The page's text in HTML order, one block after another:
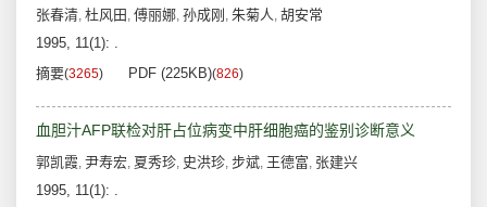
张春清, 杜风田 , 傅丽娜, 孙成刚 , 朱菊人, 胡安常
1995, 11(1): .
摘要(3265) PDF (225KB)(826)
血胆汁AFP联检对肝占位病变中肝细胞癌的鉴别诊断意义
郭凯霞, 尹寿宏, 夏秀珍, 史洪珍, 步斌, 王德富, 张建兴
1995, 11(1): .